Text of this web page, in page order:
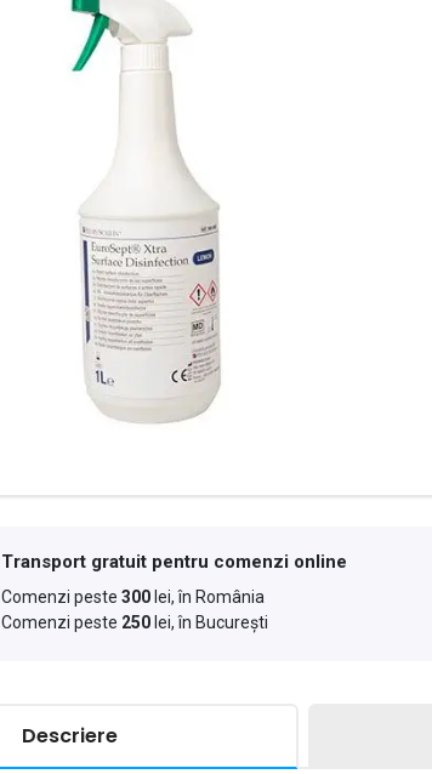
Transport gratuit pentru comenzi online
Comenzi peste300 lei, în România
Comenzi peste 250 lei, în București
Descriere